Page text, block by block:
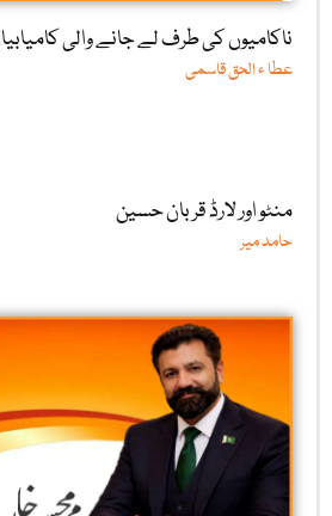
ناکامیوں کی طرف لے جانے والی کامیابیاں
عطا ء الحق قاسمی
منٹو اور لارڈ قربان حسین
حامد میر